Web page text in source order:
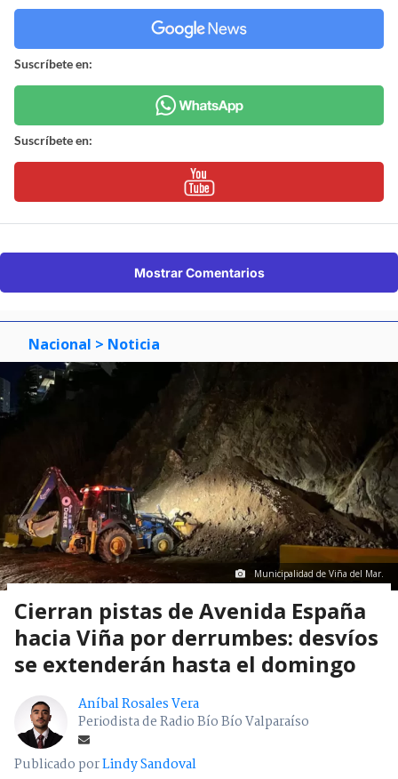
Suscríbete en:
Suscríbete en:
Mostrar Comentarios
Nacional > Noticia
Municipalidad de Viña del Mar.
Cierran pistas de Avenida España
hacia Viña por derrumbes: desvíos
se extenderán hasta el domingo
Aníbal Rosales Vera
Periodista de Radio Bío Bío Valparaíso
Publicado porLindy Sandoval